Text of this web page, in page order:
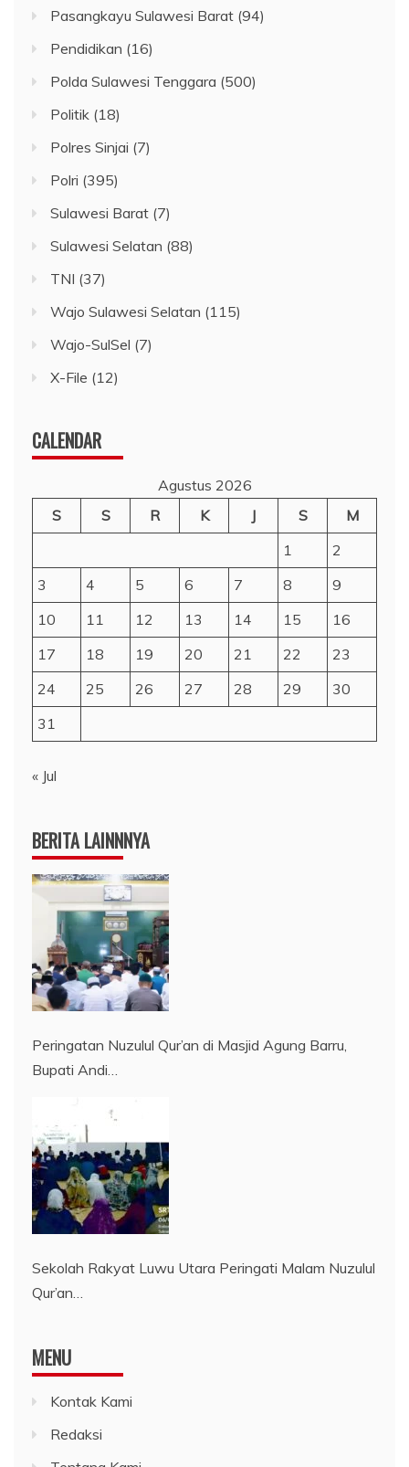
Pasangkayu Sulawesi Barat (94)
Pendidikan (16)
Polda Sulawesi Tenggara (500)
Politik (18)
Polres Sinjai (7)
Polri (395)
Sulawesi Barat (7)
Sulawesi Selatan (88)
TNI (37)
Wajo Sulawesi Selatan (115)
Wajo-SulSel (7)
X-File (12)
CALENDAR
Agustus 2026
S
S R K J S
M
1
2
3
4 5 6 7 8
9
10
11 12 13 14 15
16
17
18 19 20 21 22
23
24
25 26 27 28 29
30
31
« Jul
BERITA LAINNNYA
Peringatan Nuzulul Qur’an di Masjid Agung Barru,
Bupati Andi…
Sekolah Rakyat Luwu Utara Peringati Malam Nuzulul
Qur’an…
MENU
Kontak Kami
Redaksi